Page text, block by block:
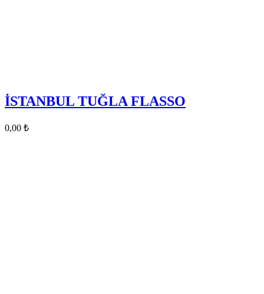
İSTANBUL TUĞLA FLASSO
0,00 ₺